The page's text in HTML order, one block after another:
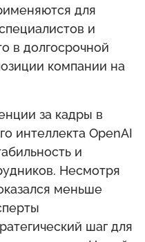
для
и
в долгосрочной
компании на
за кадры в
интеллекта OpenAI
и
Несмотря
меньше
шаг для